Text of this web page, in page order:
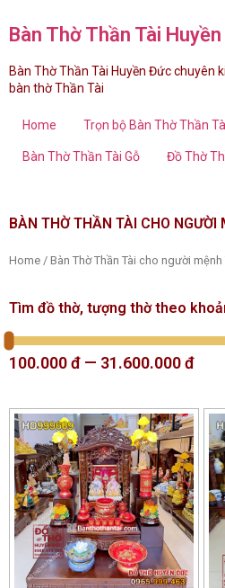
Bàn Thờ Thần Tài
Bàn Thờ Thần Tài Huyền Đức chuyên
bàn thờ Thần Tài
Home Trọn bộ Bàn Thờ Thần
Bàn Thờ Thần Tài Gỗ Đồ Thờ
BÀN THỜ THẦN TÀI CHO NGƯỜI
Home / Bàn Thờ Thần Tài cho người mệnh
Tìm đồ thờ, tượng thờ theo
100.000đ — 31.600.000đ